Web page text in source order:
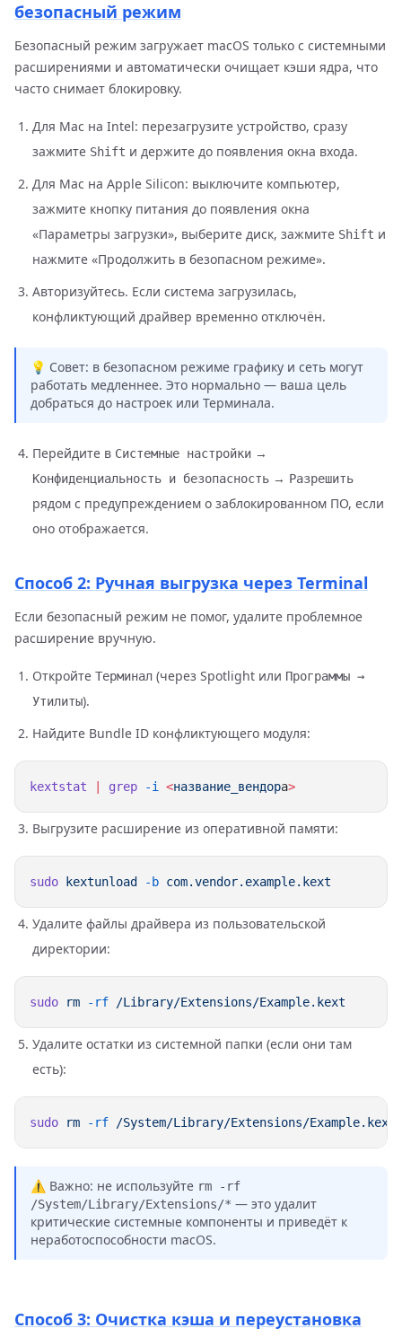
безопасный режим
Безопасный режим загружает macOS только с системными
расширениями и автоматически очищает кэши ядра, что
часто снимает блокировку.
Для Mac на Intel: перезагрузите устройство, сразу
зажмите Shift и держите до появления окна входа.
Для Mac на Apple Silicon: выключите компьютер,
зажмите кнопку питания до появления окна
«Параметры загрузки», выберите диск, зажмите Shift и
нажмите «Продолжить в безопасном режиме».
Авторизуйтесь. Если система загрузилась,
конфликтующий драйвер временно отключён.
💡 Совет: в безопасном режиме графику и сеть могут
работать медленнее. Это нормально — ваша цель
добраться до настроек или Терминала.
Перейдите в Системные настройки →
Конфиденциальность и безопасность → Разрешить
рядом с предупреждением о заблокированном ПО, если
оно отображается.
Способ 2: Ручная выгрузка через Terminal
Если безопасный режим не помог, удалите проблемное
расширение вручную.
Откройте Терминал (через Spotlight или Программы →
Утилиты).
Найдите Bundle ID конфликтующего модуля:
kextstat grep -i <название_вендора
Выгрузите расширение из оперативной памяти:
sudo kextunload -b
Удалите файлы драйвера из пользовательской
директории:
sudo rm -rf
Удалите остатки из системной папки (если они там
есть):
sudo rm -rf
⚠️ Важно: не используйте rm -rf
/System/Library/Extensions/* — это удалит
критические системные компоненты и приведёт к
неработоспособности macOS.
Способ 3: Очистка кэша и переустановка